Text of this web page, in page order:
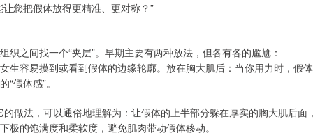
您把假体放得更精准、更对称？”
之间找一个“夹层”。早期主要有两种放法，但各有各的尴尬：
生容易摸到或看到假体的边缘轮廓。放在胸大肌后：当你用力时，假体
假体感”。
做法，可以通俗地理解为：让假体的上半部分躲在厚实的胸大肌后面，
的饱满度和柔软度，避免肌肉带动假体移动。